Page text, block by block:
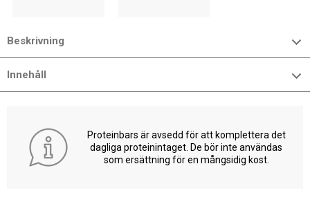
Beskrivning
Innehåll
Proteinbars är avsedd för att komplettera det
dagliga proteinintaget. De bör inte användas
som ersättning för en mångsidig kost.